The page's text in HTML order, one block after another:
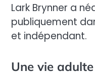
Lark Brynner a
publiquement
et indépendant.
Une vie